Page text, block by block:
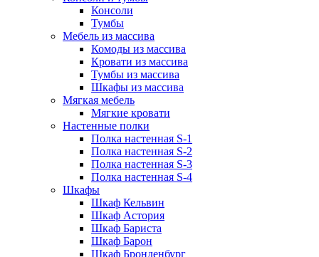
Консоли
Тумбы
Мебель из массива
Комоды из массива
Кровати из массива
Тумбы из массива
Шкафы из массива
Мягкая мебель
Мягкие кровати
Настенные полки
Полка настенная S-1
Полка настенная S-2
Полка настенная S-3
Полка настенная S-4
Шкафы
Шкаф Кельвин
Шкаф Астория
Шкаф Бариста
Шкаф Барон
Шкаф Бронденбург